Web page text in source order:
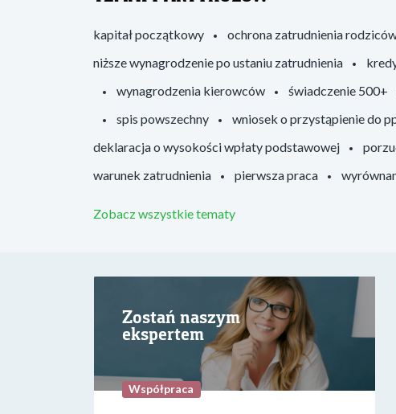
kapitał początkowy ochrona zatrudnienia
niższe wynagrodzenie po ustaniu zatrudnienia
wynagrodzenia kierowców
świadczenie 500+
spis powszechny
wniosek o przystąpienie do
deklaracja o wysokości wpłaty podstawowej
warunek zatrudnienia
pierwsza praca
Zobacz wszystkie tematy
Zostań naszym
ekspertem
Współpraca